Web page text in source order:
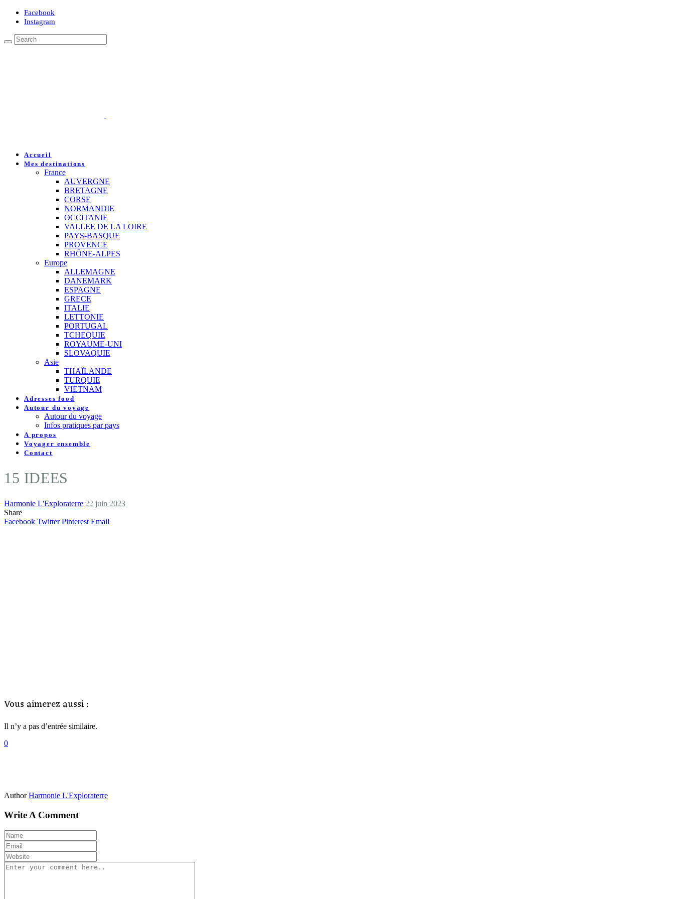
Facebook
Instagram
Accueil
Mes destinations
France
AUVERGNE
BRETAGNE
CORSE
NORMANDIE
OCCITANIE
VALLEE DE LA LOIRE
PAYS-BASQUE
PROVENCE
RHÔNE-ALPES
Europe
ALLEMAGNE
DANEMARK
ESPAGNE
GRECE
ITALIE
LETTONIE
PORTUGAL
TCHEQUIE
ROYAUME-UNI
SLOVAQUIE
Asie
THAÏLANDE
TURQUIE
VIETNAM
Adresses food
Autour du voyage
Autour du voyage
Infos pratiques par pays
A propos
Voyager ensemble
Contact
15 IDEES
Harmonie L'Exploraterre 22 juin 2023
Share
Facebook Twitter Pinterest Email
Vous aimerez aussi :
Il n’y a pas d’entrée similaire.
0
Author Harmonie L'Exploraterre
Write A Comment